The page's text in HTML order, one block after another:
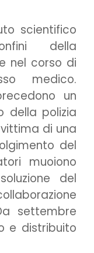
scientifico
della
nel corso di
medico.
un
della polizia
di una
del
muoiono
del
settembre
e distribuito